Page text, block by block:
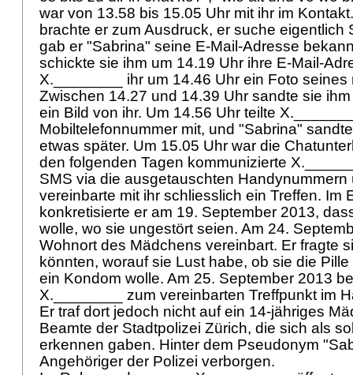
war von 13.58 bis 15.05 Uhr mit ihr im
brachte er zum Ausdruck, er suche eigentlich
gab er "Sabrina" seine E-Mail-Adresse
schickte sie ihm um 14.19 Uhr ihre E-Mail-
X.________ ihr um 14.46 Uhr ein Foto
Zwischen 14.27 und 14.39 Uhr sandte sie
ein Bild von ihr. Um 14.56 Uhr teilte
Mobiltelefonnummer mit, und "Sabrina"
etwas später. Um 15.05 Uhr war die
den folgenden Tagen kommunizierte
SMS via die ausgetauschten Handynummern
vereinbarte mit ihr schliesslich ein Treffen. Im
konkretisierte er am 19. September 2013,
wolle, wo sie ungestört seien. Am 24.
Wohnort des Mädchens vereinbart. Er fragte
könnten, worauf sie Lust habe, ob sie die
ein Kondom wolle. Am 25. September 2013
X.________ zum vereinbarten Treffpunkt im
Er traf dort jedoch nicht auf ein 14-jähriges
Beamte der Stadtpolizei Zürich, die sich als
erkennen gaben. Hinter dem Pseudonym
Angehöriger der Polizei verborgen.